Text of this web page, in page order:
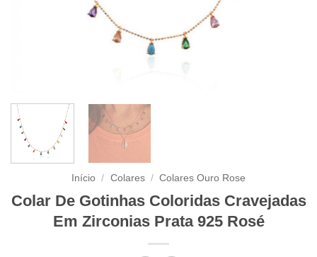
Início / Colares / Colares Ouro Rose
Colar De Gotinhas Coloridas Cravejadas
Em Zirconias Prata 925 Rosé